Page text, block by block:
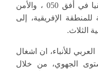
بإشكالية التنمية المستدامة بإفريقيا في أفق 050 ، والأمن
للمنطقة الإفريقية، إلى
الثلاث.
للأنباء، ان اشغال
الجهوي، من خلال